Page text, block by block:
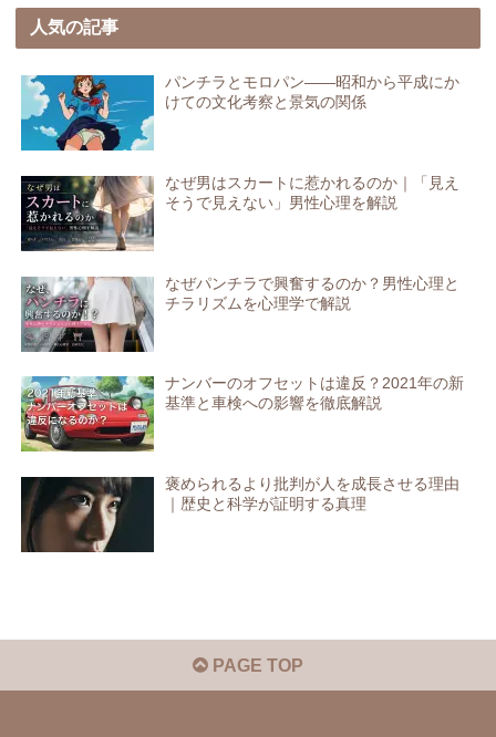
人気の記事
パンチラとモロパン――昭和から平成にか
けての文化考察と景気の関係
なぜ男はスカートに惹かれるのか｜「見え
そうで見えない」男性心理を解説
なぜパンチラで興奮するのか？男性心理と
チラリズムを心理学で解説
ナンバーのオフセットは違反？2021年の新
基準と車検への影響を徹底解説
褒められるより批判が人を成長させる理由
｜歴史と科学が証明する真理
PAGE TOP